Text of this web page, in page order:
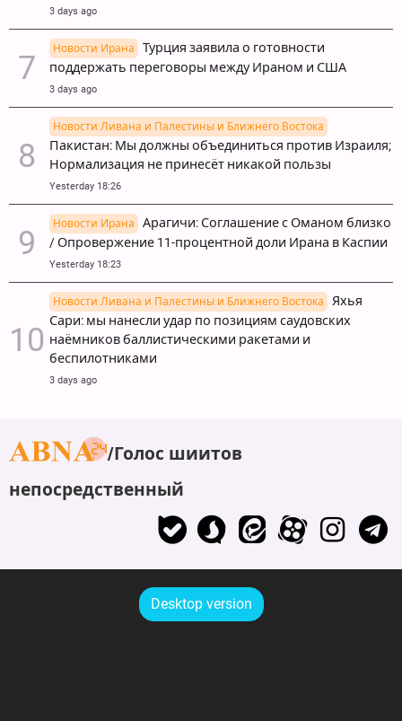
3 days ago
Новости Ирана
Турция заявила о готовности
поддержать переговоры между Ираном и США
3 days ago
Новости Ливана и Палестины и Ближнего Востока
Пакистан: Мы должны объединиться против Израиля;
Нормализация не принесёт никакой пользы
Yesterday 18:26
Новости Ирана
Арагичи: Соглашение с Оманом близко
/ Опровержение 11-процентной доли Ирана в Каспии
Yesterday 18:23
Новости Ливана и Палестины и Ближнего Востока
Яхья
Сари: мы нанесли удар по позициям саудовских
наёмников баллистическими ракетами и
беспилотниками
3 days ago
Голос шиитов
непосредственный
Desktop version